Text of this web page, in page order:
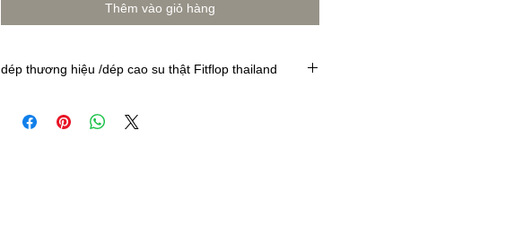
Thêm vào giỏ hàng
dép thương hiệu /dép cao su thật Fitflop thailand